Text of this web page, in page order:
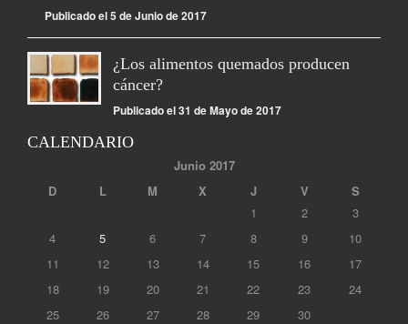
Publicado el 5 de Junio de 2017
¿Los alimentos quemados producen
cáncer?
Publicado el 31 de Mayo de 2017
CALENDARIO
Junio 2017
D
L M X J V S
1 2
3
4
5 6 7 8 9
10
11
12 13 14 15 16
17
18
19 20 21 22 23
24
25
26 27 28 29 30